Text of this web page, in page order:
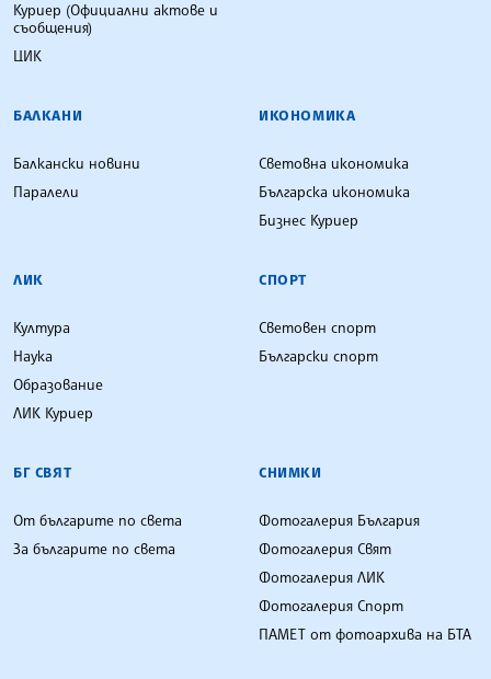
Куриер (Официални актове и
съобщения)
ЦИК
БАЛКАНИ
Балкански новини
Паралели
ИКОНОМИКА
Световна икономика
Българска икономика
Бизнес Куриер
ЛИК
Култура
Наука
Образование
ЛИК Куриер
СПОРТ
Световен спорт
Български спорт
БГ СВЯТ
От българите по света
За българите по света
СНИМКИ
Фотогалерия България
Фотогалерия Свят
Фотогалерия ЛИК
Фотогалерия Спорт
ПАМЕТ от фотоархива на БТА